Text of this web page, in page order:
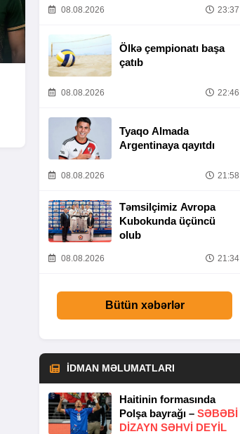
08.08.2026 23:37
Ölkə çempionatı başa
çatıb
08.08.2026 22:46
Tyaqo Almada
Argentinaya qayıtdı
08.08.2026 21:58
Təmsilçimiz Avropa
Kubokunda üçüncü
olub
08.08.2026 21:34
Bütün xəbərlər
İDMAN MƏLUMATLARI
Haitinin formasında
Polşa bayrağı – SƏBƏBI
DIZAYN SƏHVI DEYIL